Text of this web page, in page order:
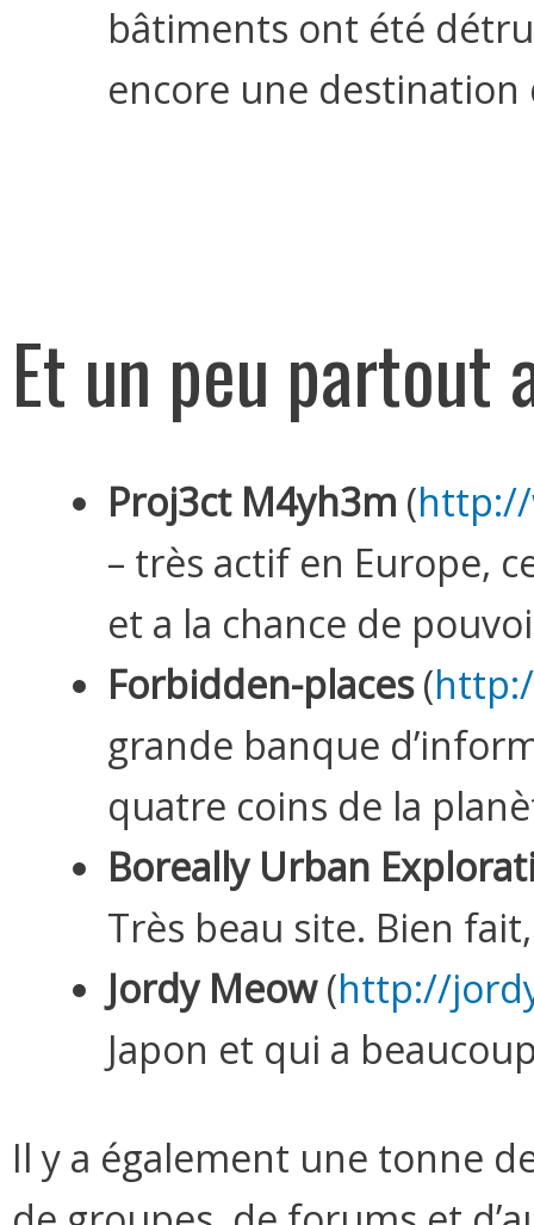
bâtiments ont été
encore une
Et un peu partout
Proj3ct M4yh3m (
– très actif en Europe,
et a la chance de
Forbidden-places(
grande banque
quatre coins de la
Boreally Urban
Très beau site. Bien
Jordy Meow(http://
Japon et qui a
Il y a également une tonne